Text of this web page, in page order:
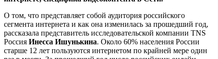
О том, что представляет собой аудитория российского
сегмента интернета и как она изменилась за прошедший год,
рассказала представитель исследовательской компании TNS
Россия Инесса Ишунькина. Около 60% населения России
старше 12 лет пользуются интернетом по крайней мере один